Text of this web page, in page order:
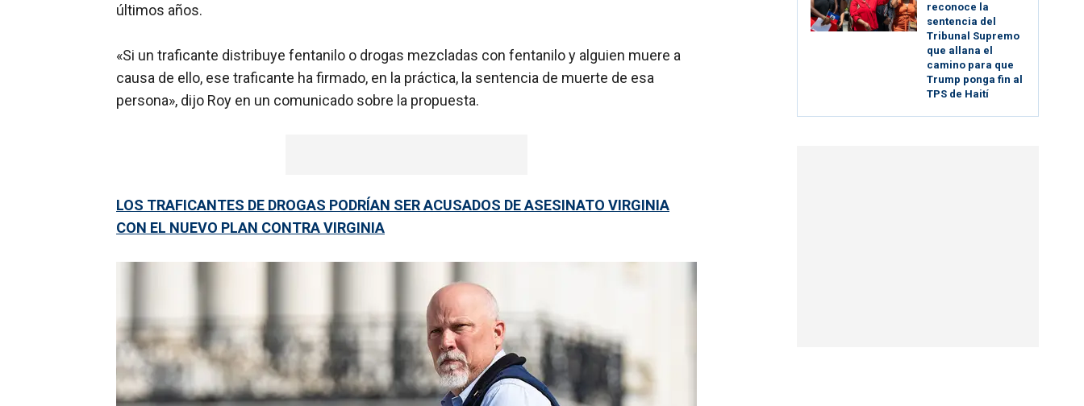
últimos años.
«Si un traficante distribuye fentanilo o drogas mezcladas con fentanilo y alguien muere a
causa de ello, ese traficante ha firmado, en la práctica, la sentencia de muerte de esa
persona», dijo Roy en un comunicado sobre la propuesta.
LOS TRAFICANTES DE DROGAS PODRÍAN SER ACUSADOS DE ASESINATO VIRGINIA
CON EL NUEVO PLAN CONTRA VIRGINIA
reconoce la
sentencia del
Tribunal Supremo
que allana el
camino para que
Trump ponga fin al
TPS de Haití